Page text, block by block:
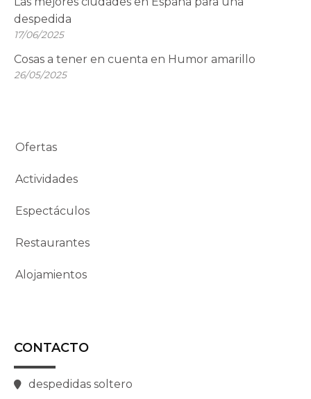
despedida
17/06/2025
Cosas a tener en cuenta en Humor amarillo
26/05/2025
Ofertas
Actividades
Espectáculos
Restaurantes
Alojamientos
CONTACTO
despedidas soltero